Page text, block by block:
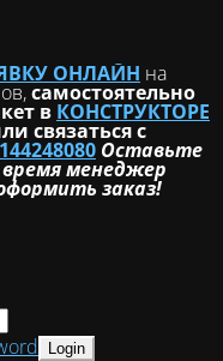
ОНЛАЙН на
самостоятельно
в КОНСТРУКТОРЕ
связаться с
Оставьте
время менеджер
заказ!